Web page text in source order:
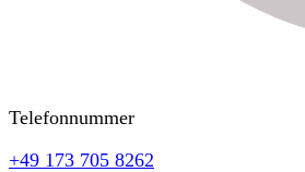
Telefonnummer
+49 173 705 8262